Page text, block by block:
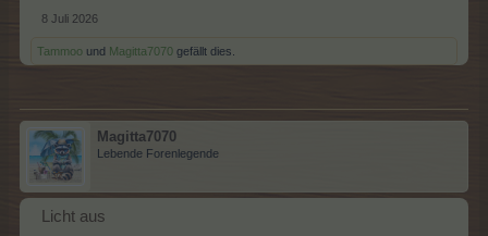
8 Juli 2026
Tammoo und Magitta7070 gefällt dies.
Magitta7070
Lebende Forenlegende
Licht aus